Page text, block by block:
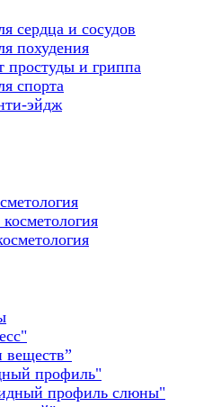
сердца и сосудов
похудения
простуды и гриппа
спорта
эйдж
профиль"
профиль слюны"